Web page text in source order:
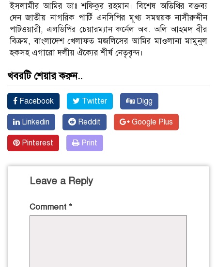
ইসলামীর আমির ডাঃ শফিকুর রহমান। বিশেষ অতিথির বক্তব্য
দেন জাতীয় নাগরিক পার্টি এনসিপির মূখ্য সমন্বয়ক নাসীরুদ্দীন
পাটওয়ারী, এলডিপির চেয়ারম্যান কর্নেল অব. অলি আহমদ বীর
বিক্রম, বাংলাদেশ খেলাফত মজলিসের আমির মাওলানা মামুনুল
হকসহ এগারো দলীয় ঐক্যের শীর্ষ নেতৃবৃন্দ।
খবরটি শেয়ার করুন..
Facebook Twitter Digg
Linkedin Reddit Google Plus
Pinterest Print
Leave a Reply
Comment *